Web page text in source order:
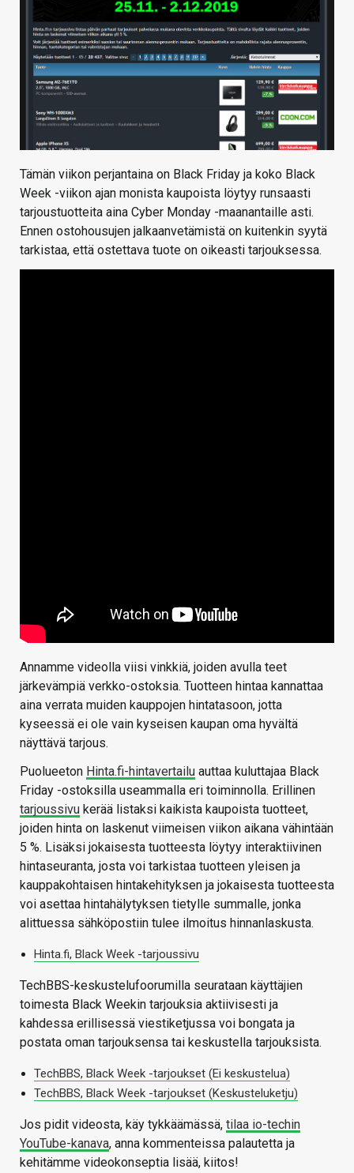
HAKU
Tämän viikon perjantaina on Black Friday ja koko Black
Week -viikon ajan monista kaupoista löytyy runsaasti
tarjoustuotteita aina Cyber Monday -maanantaille asti.
Ennen ostohousujen jalkaanvetämistä on kuitenkin syytä
tarkistaa, että ostettava tuote on oikeasti tarjouksessa.
Annamme videolla viisi vinkkiä, joiden avulla teet
järkevämpiä verkko-ostoksia. Tuotteen hintaa kannattaa
aina verrata muiden kauppojen hintatasoon, jotta
kyseessä ei ole vain kyseisen kaupan oma hyvältä
näyttävä tarjous.
Puolueeton Hinta.fi-hintavertailu auttaa kuluttajaa Black
Friday -ostoksilla useammalla eri toiminnolla. Erillinen
tarjoussivu kerää listaksi kaikista kaupoista tuotteet,
joiden hinta on laskenut viimeisen viikon aikana vähintään
5 %. Lisäksi jokaisesta tuotteesta löytyy interaktiivinen
hintaseuranta, josta voi tarkistaa tuotteen yleisen ja
kauppakohtaisen hintakehityksen ja jokaisesta tuotteesta
voi asettaa hintahälytyksen tietylle summalle, jonka
alittuessa sähköpostiin tulee ilmoitus hinnanlaskusta.
Hinta.fi, Black Week -tarjoussivu
TechBBS-keskustelufoorumilla seurataan käyttäjien
toimesta Black Weekin tarjouksia aktiivisesti ja
kahdessa erillisessä viestiketjussa voi bongata ja
postata oman tarjouksensa tai keskustella tarjouksista.
TechBBS, Black Week -tarjoukset (Ei keskustelua)
TechBBS, Black Week -tarjoukset (Keskusteluketju)
Jos pidit videosta, käy tykkäämässä, tilaa io-techin
YouTube-kanava, anna kommenteissa palautetta ja
kehitämme videokonseptia lisää, kiitos!